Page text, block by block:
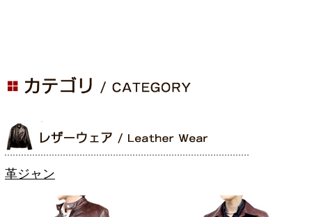
革ジャン